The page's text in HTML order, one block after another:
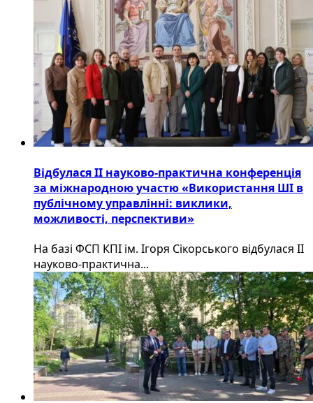
Відбулася ІІ науково-практична конференція
за міжнародною участю «Використання ШІ в
публічному управлінні: виклики,
можливості, перспективи»
На базі ФСП КПІ ім. Ігоря Сікорського відбулася ІІ
науково-практична...